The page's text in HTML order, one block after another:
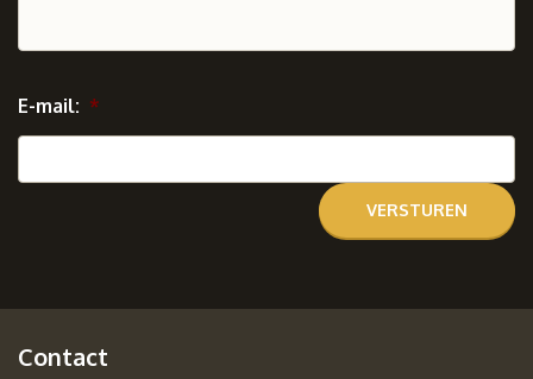
E-mail: *
Contact